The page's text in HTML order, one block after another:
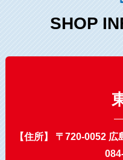
SHOP
【住所】 〒720-0052